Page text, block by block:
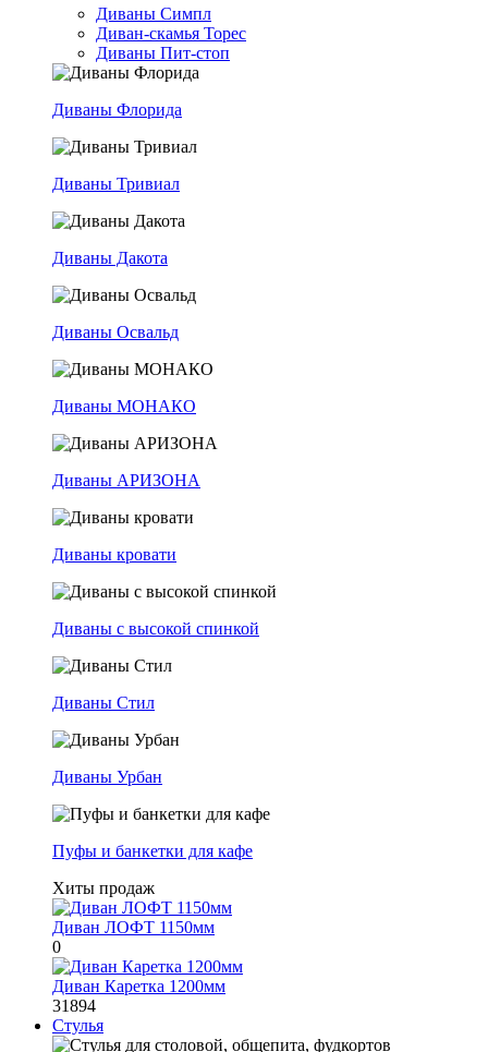
Диваны Симпл
Диван-скамья Торес
Диваны Пит-стоп
Диваны Флорида
Диваны Тривиал
Диваны Дакота
Диваны Освальд
Диваны МОНАКО
Диваны АРИЗОНА
Диваны кровати
Диваны с высокой спинкой
Диваны Стил
Диваны Урбан
Пуфы и банкетки для кафе
Хиты продаж
Диван ЛОФТ 1150мм
0
Диван Каретка 1200мм
31894
Стулья